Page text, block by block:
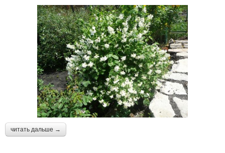
читать дальше →